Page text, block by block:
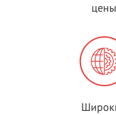
цены